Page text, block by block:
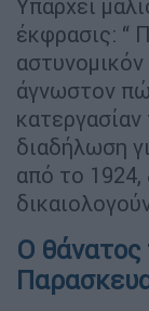
Υπάρχει
έκφρασις: “
άγνωστον
διαδήλωση
από το 1924,
Ο